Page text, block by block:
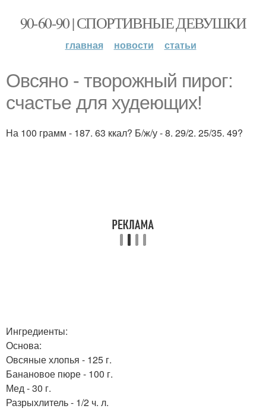
90-60-90 | СПОРТИВНЫЕ ДЕВУШКИ
главная новости статьи
Овсяно - творожный пирог:
счастье для худеющих!
На 100 грамм - 187. 63 ккал? Б/ж/у - 8. 29/2. 25/35. 49?
Ингредиенты:
Основа:
Овсяные хлопья - 125 г.
Банановое пюре - 100 г.
Мед - 30 г.
Разрыхлитель - 1/2 ч. л.